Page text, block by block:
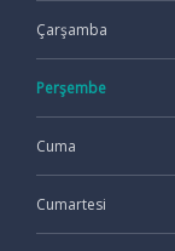
Çarşamba
Perşembe
Cuma
Cumartesi